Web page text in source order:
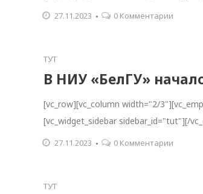
27.11.2023 0 Комментарии
ТУТ
В НИУ «БелГУ»
[vc_row][vc_column width="2/
[vc_widget_sidebar sidebar_id="tut"][/
27.11.2023 0 Комментарии
ТУТ